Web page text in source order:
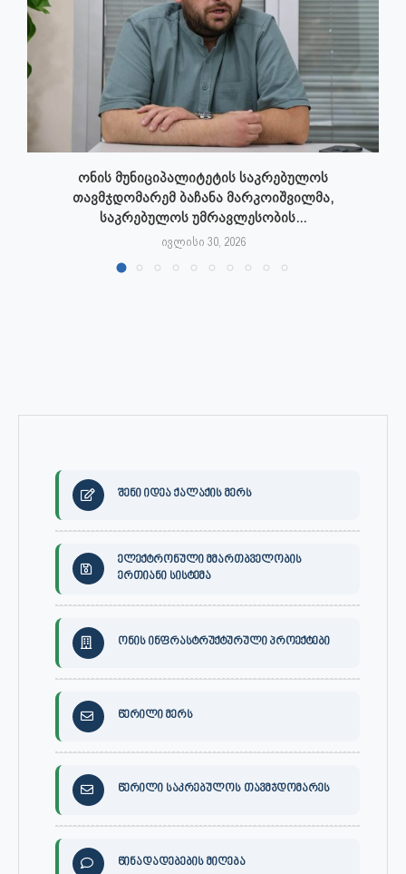
ონის მუნიციპალიტეტის საკრებულოს
თავმჯდომარემ ბაჩანა მარკოიშვილმა,
საკრებულოს უმრავლესობის...
ივლისი 30, 2026
შენი იდეა ქალაქის მერს
ელექტრონული მმართბველობის
ერთიანი სისტემა
ონის ინფრასტრუქტურული პროექტები
წერილი მერს
წერილი საკრებულოს თავმჯდომარეს
წინადადებების მიღება